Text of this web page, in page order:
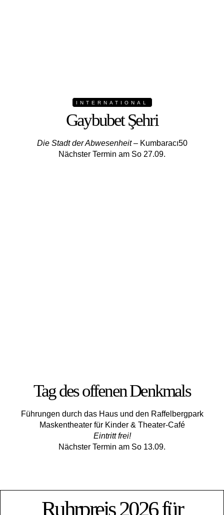
INTERNATIONAL
Gaybubet Şehri
Die Stadt der Abwesenheit– Kumbaracı50
Nächster Termin am So 27.09.
Tag des offenen Denkmals
Führungen durch das Haus und den Raffelbergpark
Maskentheater für Kinder & Theater-Café
Eintritt frei!
Nächster Termin am So 13.09.
Ruhrpreis 2026 für